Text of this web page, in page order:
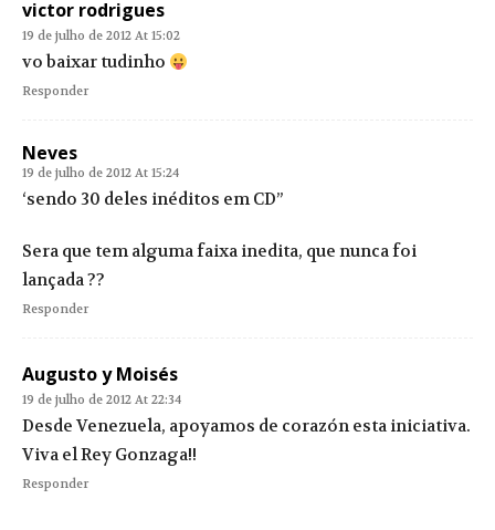
victor rodrigues
19 de julho de 2012 At 15:02
vo baixar tudinho
Responder
Neves
19 de julho de 2012 At 15:24
‘sendo 30 deles inéditos em CD”
Sera que tem alguma faixa inedita, que nunca foi
lançada ??
Responder
Augusto y Moisés
19 de julho de 2012 At 22:34
Desde Venezuela, apoyamos de corazón esta iniciativa.
Viva el Rey Gonzaga!!
Responder